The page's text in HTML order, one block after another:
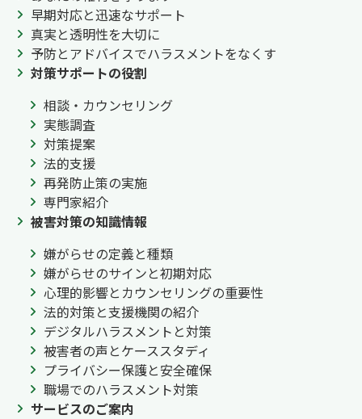
早期対応と迅速なサポート
真実と透明性を大切に
予防とアドバイスでハラスメントをなくす
対策サポートの役割
相談・カウンセリング
実態調査
対策提案
法的支援
再発防止策の実施
専門家紹介
被害対策の知識情報
嫌がらせの定義と種類
嫌がらせのサインと初期対応
心理的影響とカウンセリングの重要性
法的対策と支援機関の紹介
デジタルハラスメントと対策
被害者の声とケーススタディ
プライバシー保護と安全確保
職場でのハラスメント対策
サービスのご案内